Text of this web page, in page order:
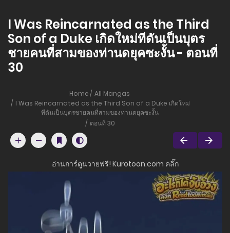
I Was Reincarnated as the Third
Son of a Duke เกิดใหม่ทีดันเป็นบุตร
ชายคนที่สามของท่านดยุคซะงั้น - ตอนที่
30
Home
All Mangas
I Was Reincarnated as the Third Son of a Duke เกิดใหม่
ทีดันเป็นบุตรชายคนที่สามของท่านดยุคซะงั้น
ตอนที่ 30
อ่านการ์ตูนวายฟรี! Kurotoon.com คลิ๊ก